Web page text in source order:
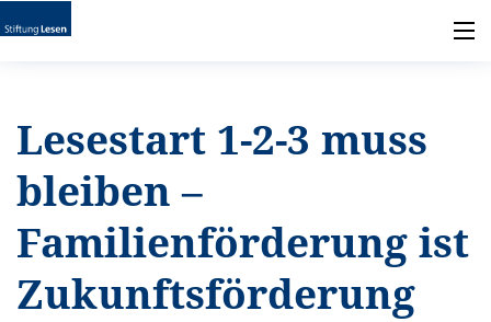
Lesestart 1-2-3 muss
bleiben –
Familienförderung ist
Zukunftsförderung